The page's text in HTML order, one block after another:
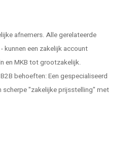
afnemers. Alle gerelateerde
kunnen een zakelijk account
en MKB tot grootzakelijk.
behoeften: Een gespecialiseerd
"zakelijke prijsstelling" met